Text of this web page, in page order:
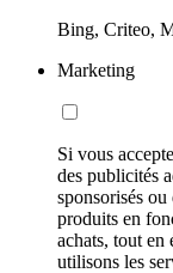
Bing, Criteo,
Marketing
Si vous
des publicités
sponsorisés
produits en
achats, tout en
utilisons les